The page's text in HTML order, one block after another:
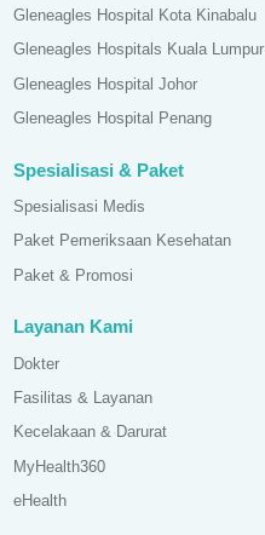
Gleneagles Hospital Kota Kinabalu
Gleneagles Hospitals Kuala Lumpur
Gleneagles Hospital Johor
Gleneagles Hospital Penang
Spesialisasi & Paket
Spesialisasi Medis
Paket Pemeriksaan Kesehatan
Paket & Promosi
Layanan Kami
Dokter
Fasilitas & Layanan
Kecelakaan & Darurat
MyHealth360
eHealth